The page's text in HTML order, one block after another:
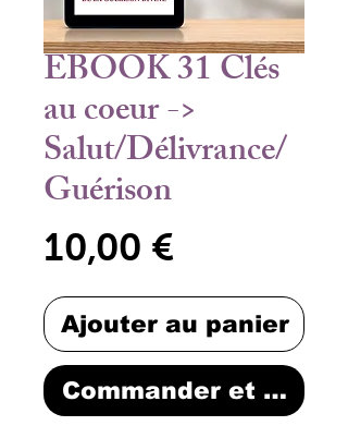
EBOOK 31 Clés
au coeur ->
Salut/Délivrance/
Guérison
10,00 €
Ajouter au panier
Commander et payer